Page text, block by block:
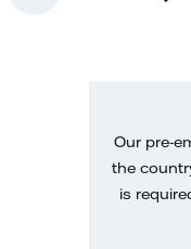
Our pre-
the
is